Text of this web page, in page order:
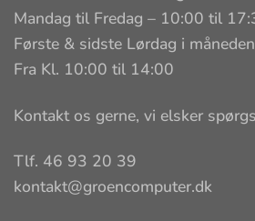
Mandag til Fredag – 10:00 til
Første & sidste Lørdag i
Fra Kl. 10:00 til 14:00
Kontakt os gerne, vi elsker
Tlf. 46 93 20 39
kontakt@groencomputer.dk